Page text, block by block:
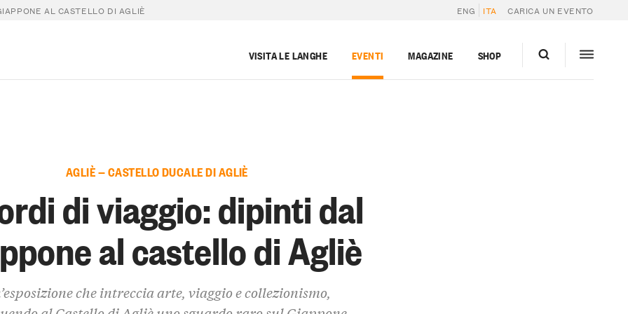
AL CASTELLO DI AGLIÈ ENG ITA CARICA UN EVENTO
VISITA LE LANGHE EVENTI MAGAZINE SHOP
AGLIÈ — CASTELLO DUCALE DI AGLIÈ
di viaggio: dipinti dal
al castello di Agliè
che intreccia arte, viaggio e collezionismo,